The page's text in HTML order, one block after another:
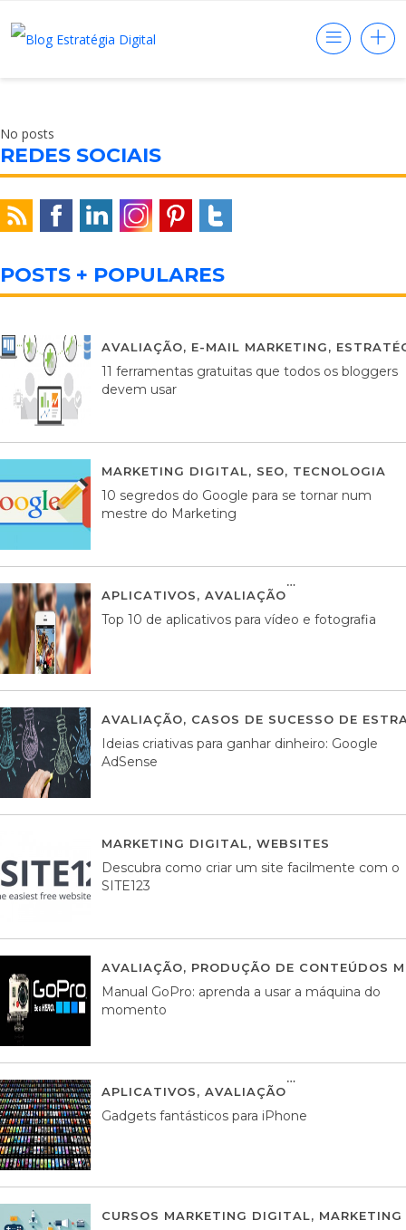
No posts
REDES SOCIAIS
POSTS + POPULARES
AVALIAÇÃO, E-MAIL MARKETING,
11 ferramentas gratuitas que todos os bloggers
devem usar
MARKETING DIGITAL, SEO, TECNOLOGIA
10 segredos do Google para se tornar num
mestre do Marketing
APLICATIVOS, AVALIAÇÃO
Top 10 de aplicativos para vídeo e fotografia
AVALIAÇÃO, CASOS DE SUCESSO DE
Ideias criativas para ganhar dinheiro: Google
AdSense
MARKETING DIGITAL, WEBSITES
Descubra como criar um site facilmente com o
SITE123
AVALIAÇÃO, PRODUÇÃO DE CONTEÚDOS
Manual GoPro: aprenda a usar a máquina do
momento
APLICATIVOS, AVALIAÇÃO
Gadgets fantásticos para iPhone
CURSOS MARKETING DIGITAL,